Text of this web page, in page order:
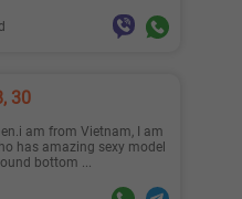
30
has amazing sexy model
bottom ...